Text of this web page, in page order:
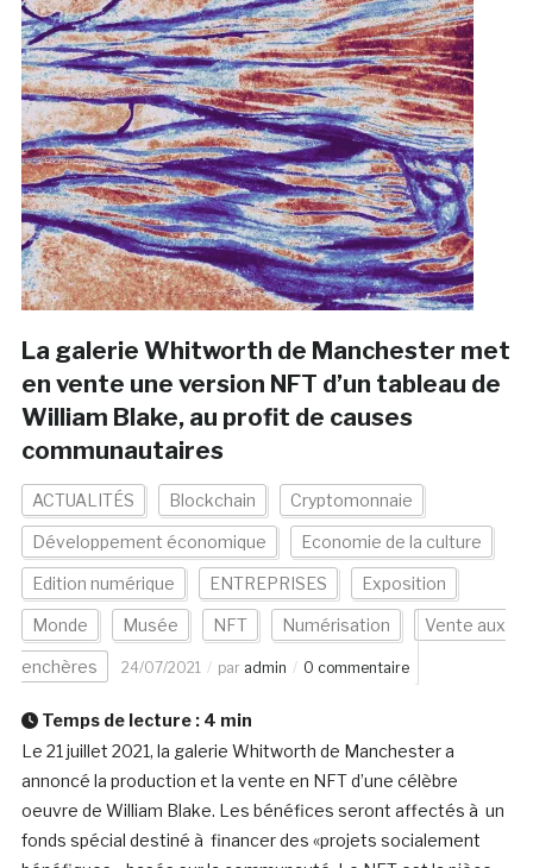
La galerie Whitworth de Manchester met
en vente une version NFT d’un tableau de
William Blake, au profit de causes
communautaires
ACTUALITÉS Blockchain Cryptomonnaie
Développement économique Economie de la culture
Edition numérique ENTREPRISES Exposition
Monde Musée NFT Numérisation Vente aux
enchères 24/07/2021 par admin 0 commentaire
Temps de lecture : 4 min
Le 21 juillet 2021, la galerie Whitworth de Manchester a
annoncé la production et la vente en NFT d’une célèbre
oeuvre de William Blake. Les bénéfices seront affectés à un
fonds spécial destiné à financer des «projets socialement